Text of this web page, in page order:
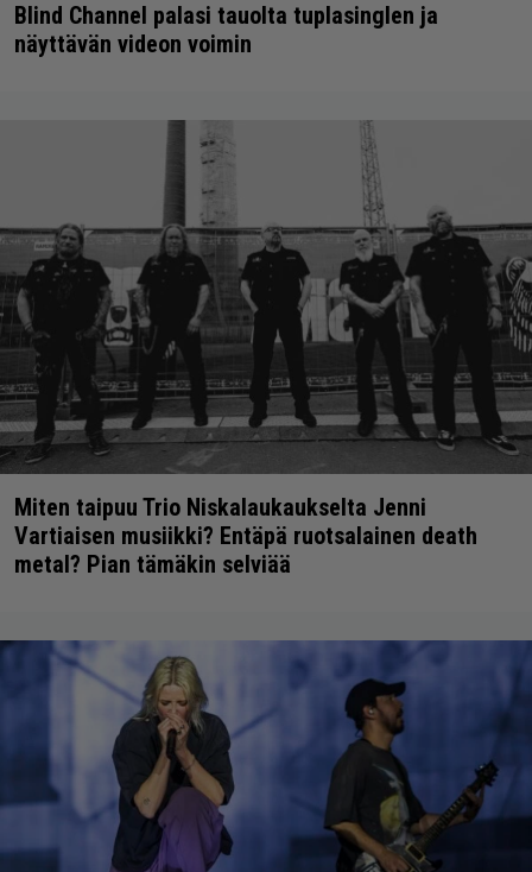
Blind Channel palasi tauolta tuplasinglen ja
näyttävän videon voimin
Miten taipuu Trio Niskalaukaukselta Jenni
Vartiaisen musiikki? Entäpä ruotsalainen death
metal? Pian tämäkin selviää